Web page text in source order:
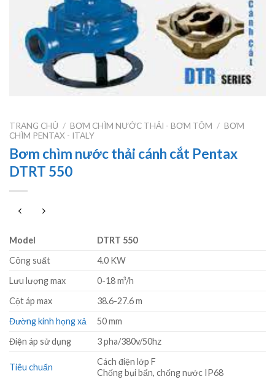
TRANG CHỦ / BƠM CHÌM NƯỚC THẢI - BƠM TÕM / BƠM
CHÌM PENTAX - ITALY
Bơm chìm nước thải cánh cắt Pentax
DTRT 550
Model
DTRT 550
Công suất
4.0 KW
Lưu lượng max
0-18 m³/h
Cột áp max
38.6-27.6 m
Đường kính họng xả
50 mm
Điện áp sử dụng
3 pha/380v/50hz
Tiêu chuẩn
Cách điện lớp F
Chống bụi bẩn, chống nước IP68